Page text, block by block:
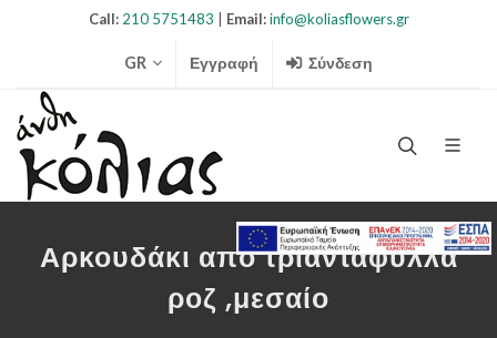
Call: 210 5751483 Email: info@koliasflowers.gr
GR Εγγραφή Σύνδεση
Search
Αρκουδάκι από τριαντάφυλλα
ροζ ,μεσαίο